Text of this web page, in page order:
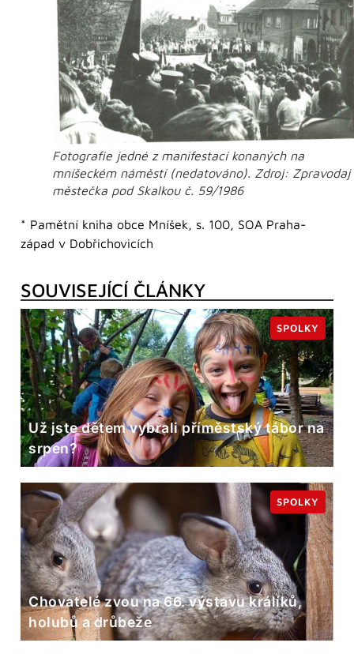
Fotografie jedné z manifestací konaných na
mníšeckém náměstí (nedatováno). Zdroj: Zpravodaj
městečka pod Skalkou č. 59/1986
* Pamětní kniha obce Mníšek, s. 100, SOA Praha-
západ v Dobřichovicích
SOUVISEJÍCÍ ČLÁNKY
Už jste dětem vybrali příměstský tábor na
srpen?
SPOLKY
Chovatelé zvou na 66. výstavu králíků,
holubů a drůbeže
SPOLKY